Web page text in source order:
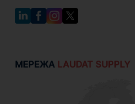
МЕРЕЖА LAUDAT SUPPLY